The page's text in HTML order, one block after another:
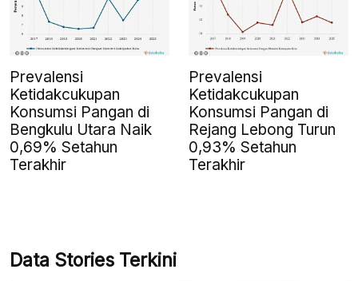
Prevalensi
Ketidakcukupan
Konsumsi Pangan di
Bengkulu Utara Naik
0,69% Setahun
Terakhir
Prevalensi
Ketidakcukupan
Konsumsi Pangan di
Rejang Lebong Turun
0,93% Setahun
Terakhir
Data Stories Terkini